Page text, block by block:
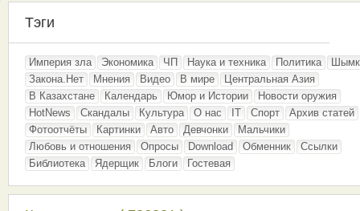
Тэги
Империя зла Экономика ЧП Наука и техника Политика
Закона.Нет
Мнения Видео В мире
Центральная Азия
В Казахстане
Календарь Юмор и Истории
Новости оружия
HotNews
Скандалы Культура О нас IT Спорт
Архив статей
Фотоотчёты
Картинки Авто Девчонки
Мальчики
Любовь и отношения
Опросы Download Обменник
Ссылки
Библиотека
Ядерщик Блоги Гостевая